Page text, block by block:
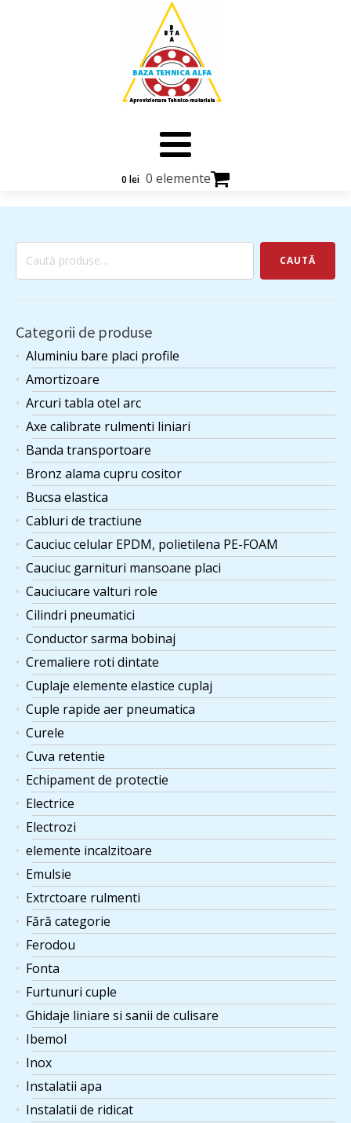
0 lei 0 elemente
Caută
CAUTĂ
Categorii de produse
Aluminiu bare placi profile
Amortizoare
Arcuri tabla otel arc
Axe calibrate rulmenti liniari
Banda transportoare
Bronz alama cupru cositor
Bucsa elastica
Cabluri de tractiune
Cauciuc celular EPDM, polietilena PE-FOAM
Cauciuc garnituri mansoane placi
Cauciucare valturi role
Cilindri pneumatici
Conductor sarma bobinaj
Cremaliere roti dintate
Cuplaje elemente elastice cuplaj
Cuple rapide aer pneumatica
Curele
Cuva retentie
Echipament de protectie
Electrice
Electrozi
elemente incalzitoare
Emulsie
Extrctoare rulmenti
Fără categorie
Ferodou
Fonta
Furtunuri cuple
Ghidaje liniare si sanii de culisare
Ibemol
Inox
Instalatii apa
Instalatii de ridicat